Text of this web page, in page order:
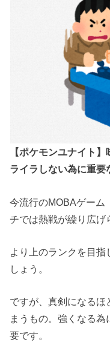
【ポケモンユナイト
ライラしない為に重要
今流行のMOBAゲーム
チでは熱戦が繰り広げ
より上のランクを目
しょう。
ですが、真剣になるほ
まうもの。強くなる
要です。